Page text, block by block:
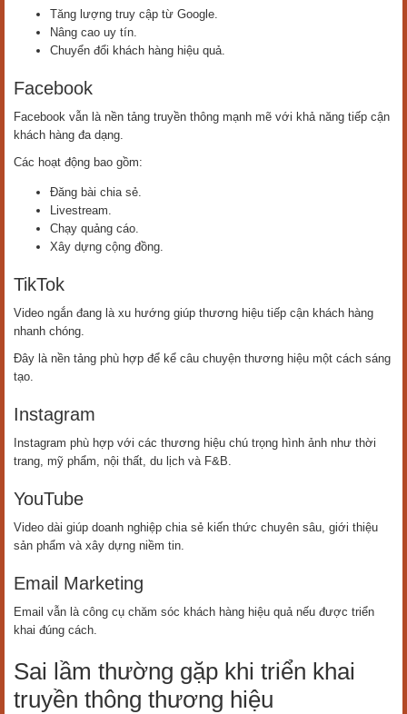
Tăng lượng truy cập từ Google.
Nâng cao uy tín.
Chuyển đổi khách hàng hiệu quả.
Facebook
Facebook vẫn là nền tảng truyền thông mạnh mẽ với khả năng tiếp cận
khách hàng đa dạng.
Các hoạt động bao gồm:
Đăng bài chia sẻ.
Livestream.
Chạy quảng cáo.
Xây dựng cộng đồng.
TikTok
Video ngắn đang là xu hướng giúp thương hiệu tiếp cận khách hàng
nhanh chóng.
Đây là nền tảng phù hợp để kể câu chuyện thương hiệu một cách sáng
tạo.
Instagram
Instagram phù hợp với các thương hiệu chú trọng hình ảnh như thời
trang, mỹ phẩm, nội thất, du lịch và F&B.
YouTube
Video dài giúp doanh nghiệp chia sẻ kiến thức chuyên sâu, giới thiệu
sản phẩm và xây dựng niềm tin.
Email Marketing
Email vẫn là công cụ chăm sóc khách hàng hiệu quả nếu được triển
khai đúng cách.
Sai lầm thường gặp khi triển khai
truyền thông thương hiệu